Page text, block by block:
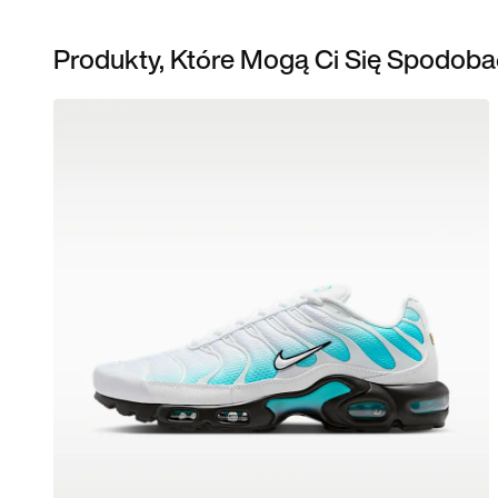
Produkty, Które Mogą Ci Się